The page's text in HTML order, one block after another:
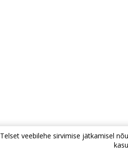
Telset veebilehe sirvimise jätkamisel